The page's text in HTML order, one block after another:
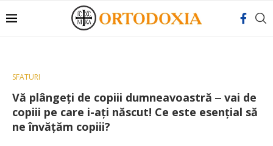
SFATURI
Vă plângeți de copiii dumneavoastră ‒ vai de
copiii pe care i-ați născut! Ce este esențial să
ne învățăm copiii?